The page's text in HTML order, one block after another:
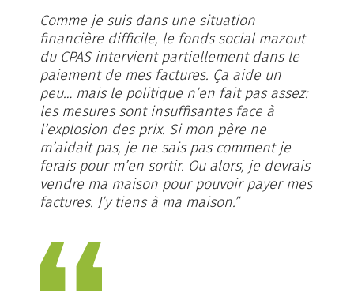
Comme je suis dans une situation
financière difficile, le fonds social mazout
du CPAS intervient partiellement dans le
paiement de mes factures. Ça aide un
peu… mais le politique n’en fait pas assez:
les mesures sont insuffisantes face à
l’explosion des prix. Si mon père ne
m’aidait pas, je ne sais pas comment je
ferais pour m’en sortir. Ou alors, je devrais
vendre ma maison pour pouvoir payer mes
factures. J’y tiens à ma maison.”